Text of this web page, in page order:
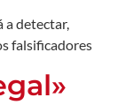
a detectar,
falsificadores